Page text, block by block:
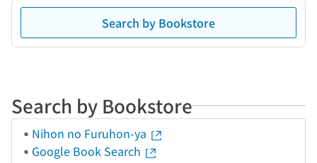
Search by Bookstore
Search by Bookstore
Nihon no Furuhon-ya
Google Book Search